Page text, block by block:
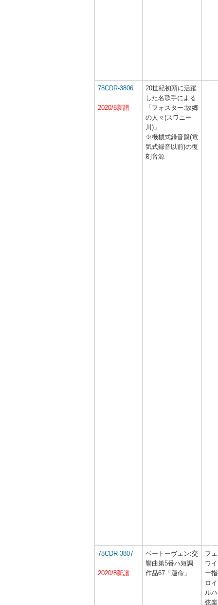
78CDR-3806
2020/8新譜
20世紀初頭に活躍
した名歌手による
「フォスター:故郷
の人々(スワニー
川)」
※機械式録音盤(電
気式録音以前)の復
刻音源
78CDR-3807
2020/8新譜
ベートーヴェン:交
響曲第5番ハ短調
作品67「運命」
フ
ワ
ー
ロ
ル
弦